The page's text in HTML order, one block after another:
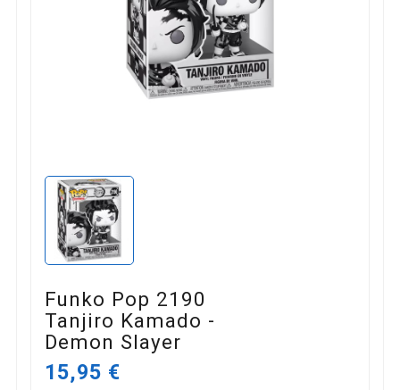
Funko Pop 2190
Tanjiro Kamado -
Demon Slayer
15,95 €